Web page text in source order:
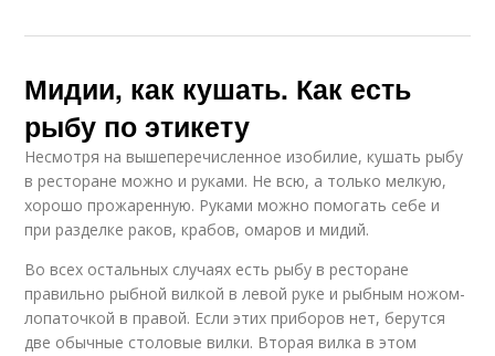
Мидии, как кушать. Как есть
рыбу по этикету
Несмотря на вышеперечисленное изобилие, кушать рыбу
в ресторане можно и руками. Не всю, а только мелкую,
хорошо прожаренную. Руками можно помогать себе и
при разделке раков, крабов, омаров и мидий.
Во всех остальных случаях есть рыбу в ресторане
правильно рыбной вилкой в левой руке и рыбным ножом-
лопаточкой в правой. Если этих приборов нет, берутся
две обычные столовые вилки. Вторая вилка в этом